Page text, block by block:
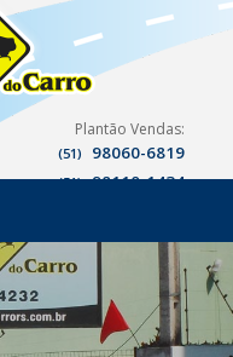
Plantão Vendas:
(51) 98060-6819
(51) 98110-1434